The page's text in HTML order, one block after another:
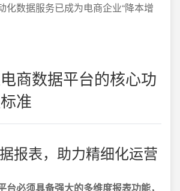
化数据服务已成为电商企业“降本增
商数据平台的核心功
准
报表，助力精细化运营
台必须具备强大的多维度报表功能，